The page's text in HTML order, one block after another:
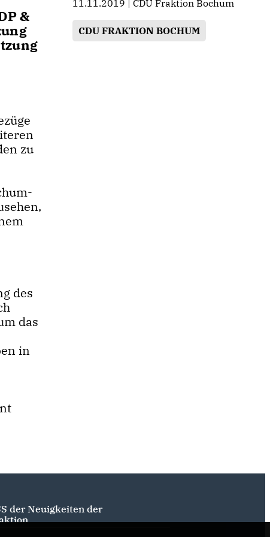
&
zu
des
das
in
11.11.2019 | CDU Fraktion Bochum
CDU FRAKTION BOCHUM
der Neuigkeiten der